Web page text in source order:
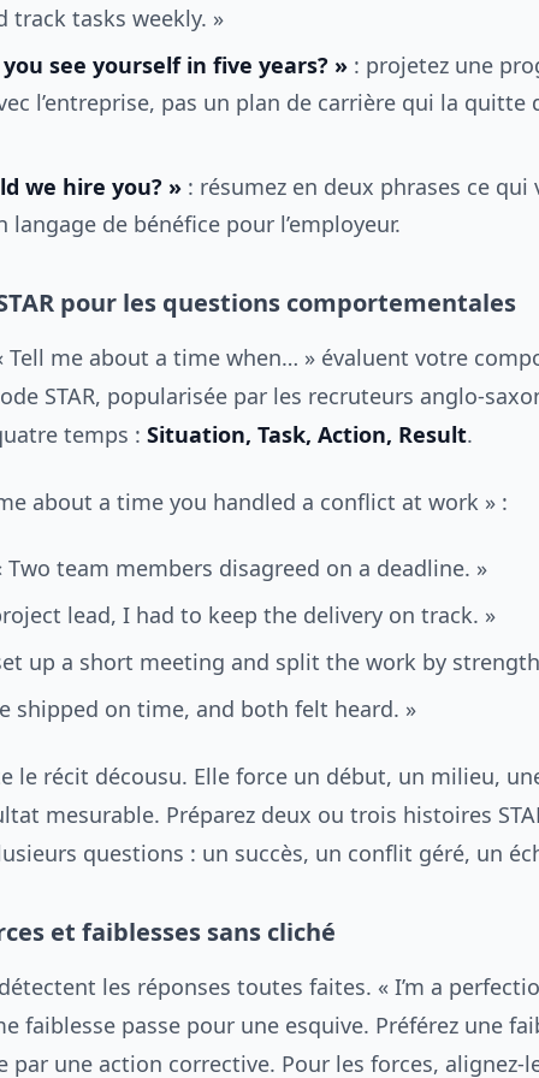
track tasks weekly. »
see yourself in five years? » : projetez une
l’entreprise, pas un plan de carrière qui la quitte
we hire you? » : résumez en deux phrases ce qui
langage de bénéfice pour l’employeur.
pour les questions comportementales
Tell me about a time when… » évaluent votre
STAR, popularisée par les recruteurs anglo-
temps : Situation, Task, Action, Result.
about a time you handled a conflict at work » :
Two team members disagreed on a deadline. »
lead, I had to keep the delivery on track. »
up a short meeting and split the work by
shipped on time, and both felt heard. »
le récit décousu. Elle force un début, un milieu,
mesurable. Préparez deux ou trois histoires
questions : un succès, un conflit géré, un
et faiblesses sans cliché
les réponses toutes faites. « I’m a
faiblesse passe pour une esquive. Préférez une
par une action corrective. Pour les forces, alignez-